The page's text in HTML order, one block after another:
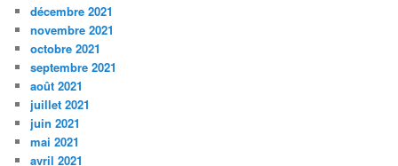
décembre 2021
novembre 2021
octobre 2021
septembre 2021
août 2021
juillet 2021
juin 2021
mai 2021
avril 2021